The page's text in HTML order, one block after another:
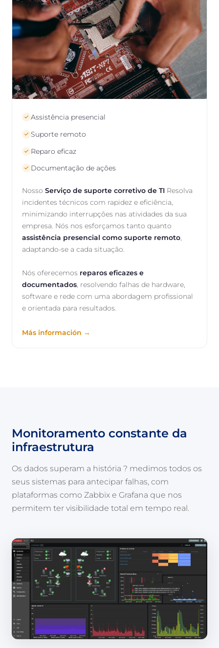
Assistência presencial
Suporte remoto
Reparo eficaz
Documentação de ações
Nosso Serviço de suporte corretivo de TI Resolva
incidentes técnicos com rapidez e eficiência,
minimizando interrupções nas atividades da sua
empresa. Nós nos esforçamos tanto quanto
assistência presencial como suporte remoto,
adaptando-se a cada situação.
Nós oferecemos reparos eficazes e
documentados, resolvendo falhas de hardware,
software e rede com uma abordagem profissional
e orientada para resultados.
Más información →
Monitoramento constante da
infraestrutura
Os dados superam a história ? medimos todos os
seus sistemas para antecipar falhas, com
plataformas como Zabbix e Grafana que nos
permitem ter visibilidade total em tempo real.